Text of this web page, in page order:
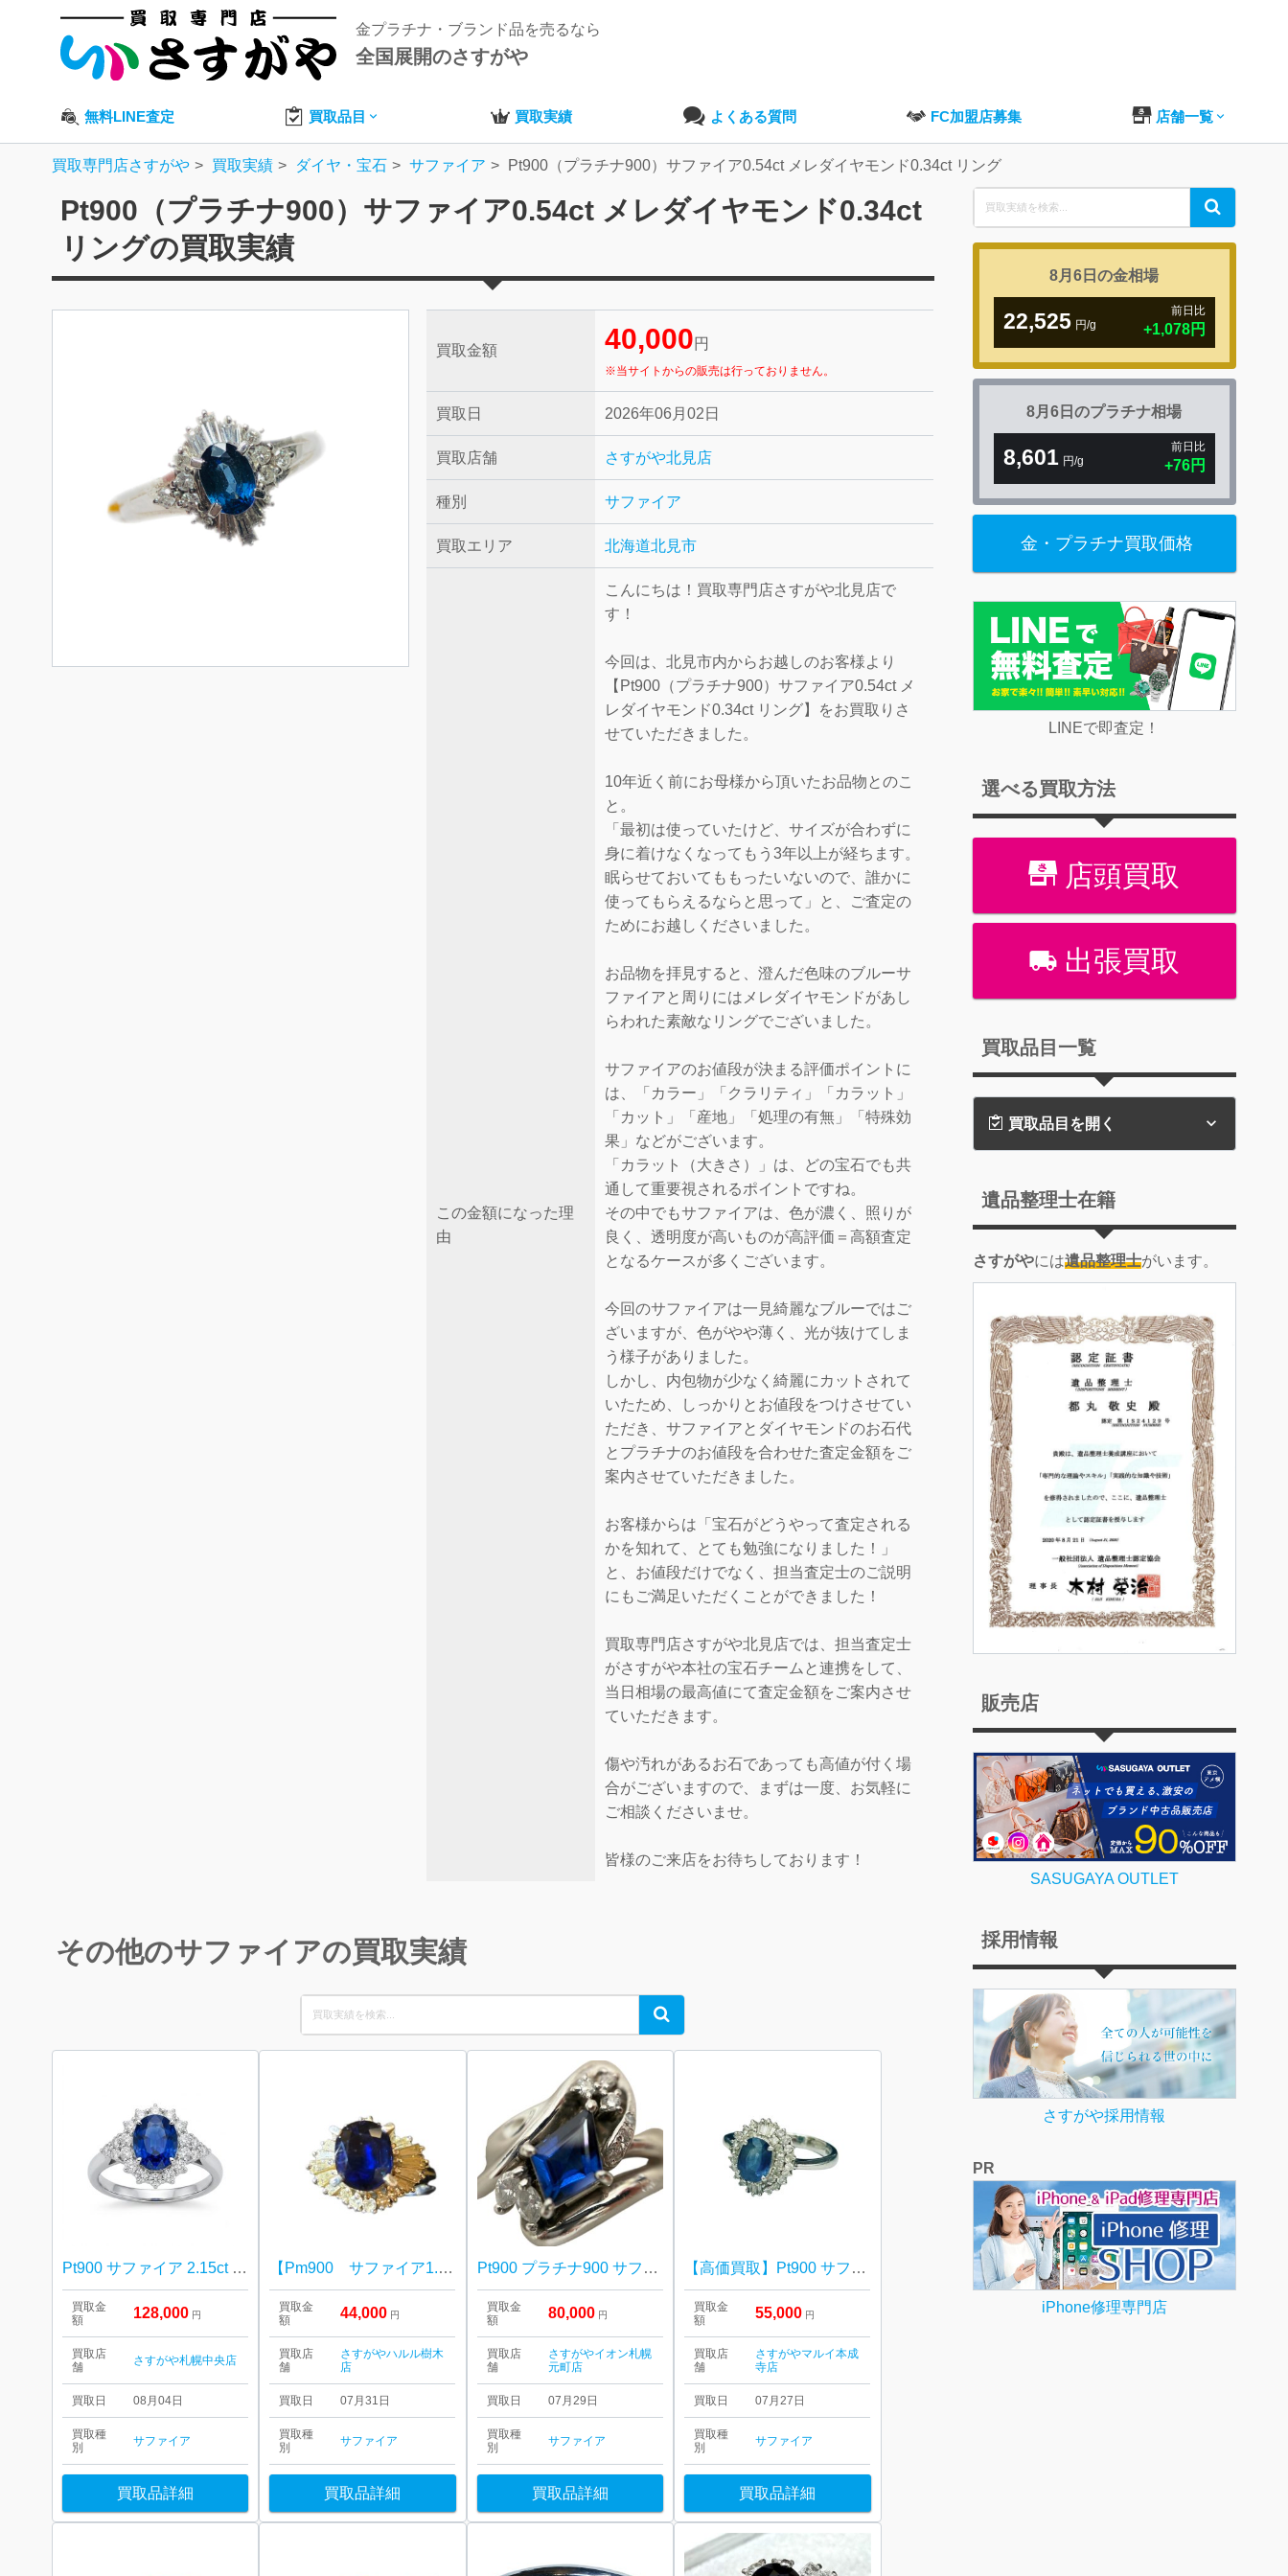
金プラチナ・ブランド品を売るなら
全国展開のさすがや
無料LINE査定 買取品目 買取実績 よくある質問 FC加盟店募集 店舗一覧
買取専門店さすがや 買取実績 ダイヤ・宝石 サファイア Pt900（プラチナ900）サファイア0.54ct メレダイヤモンド0.34ct リング
Pt900（プラチナ900）サファイア0.54ct メレダイヤモンド0.34ct
リングの買取実績
買取金額 40,000 円
※当サイトからの販売は行っておりません。
買取日 2026年06月02日
買取店舗 さすがや北見店
種別 サファイア
買取エリア 北海道北見市
この金額になった理
由
こんにちは！買取専門店さすがや北見店で
す！
今回は、北見市内からお越しのお客様より
【Pt900（プラチナ900）サファイア0.54ct メ
レダイヤモンド0.34ct リング】をお買取りさ
せていただきました。
10年近く前にお母様から頂いたお品物とのこ
と。
「最初は使っていたけど、サイズが合わずに
身に着けなくなってもう3年以上が経ちます。
眠らせておいてももったいないので、誰かに
使ってもらえるならと思って」と、ご査定の
ためにお越しくださいました。
お品物を拝見すると、澄んだ色味のブルーサ
ファイアと周りにはメレダイヤモンドがあし
らわれた素敵なリングでございました。
サファイアのお値段が決まる評価ポイントに
は、「カラー」「クラリティ」「カラット」
「カット」「産地」「処理の有無」「特殊効
果」などがございます。
「カラット（大きさ）」は、どの宝石でも共
通して重要視されるポイントですね。
その中でもサファイアは、色が濃く、照りが
良く、透明度が高いものが高評価＝高額査定
となるケースが多くございます。
今回のサファイアは一見綺麗なブルーではご
ざいますが、色がやや薄く、光が抜けてしま
う様子がありました。
しかし、内包物が少なく綺麗にカットされて
いたため、しっかりとお値段をつけさせてい
ただき、サファイアとダイヤモンドのお石代
とプラチナのお値段を合わせた査定金額をご
案内させていただきました。
お客様からは「宝石がどうやって査定される
かを知れて、とても勉強になりました！」
と、お値段だけでなく、担当査定士のご説明
にもご満足いただくことができました！
買取専門店さすがや北見店では、担当査定士
がさすがや本社の宝石チームと連携をして、
当日相場の最高値にて査定金額をご案内させ
ていただきます。
傷や汚れがあるお石であっても高値が付く場
合がございますので、まずは一度、お気軽に
ご相談くださいませ。
皆様のご来店をお待ちしております！
その他のサファイアの買取実績
Search
for:
Search
Pt900 サファイア 2.15ct ダイヤ 0.85ct リング
買取金
額
128,000 円
買取店
舗
さすがや札幌中央店
買取日 08月04日
買取種
別
サファイア
買取品詳細
【Pm900 サファイア1.75ct リング】ハルル樹木店
買取金
額
44,000 円
買取店
舗
さすがやハルル樹木
店
買取日 07月31日
買取種
別
サファイア
買取品詳細
Pt900 プラチナ900 サファイア メレダイヤ リング 札幌市 東区 元町
買取金
額
80,000 円
買取店
舗
さすがやイオン札幌
元町店
買取日 07月29日
買取種
別
サファイア
買取品詳細
【高価買取】Pt900 サファイア リング
買取金
額
55,000 円
買取店
舗
さすがやマルイ本成
寺店
買取日 07月27日
買取種
別
サファイア
買取品詳細
Search
for:
Search
8月6日の金相場
22,525 円/g
前日比
+1,078円
8月6日のプラチナ相場
8,601 円/g
前日比
+76円
金・プラチナ買取価格
LINEで即査定！
選べる買取方法
店頭買取
出張買取
買取品目一覧
買取品目を開く
遺品整理士在籍
さすがやには遺品整理士がいます。
販売店
SASUGAYA OUTLET
採用情報
さすがや採用情報
PR
iPhone修理専門店